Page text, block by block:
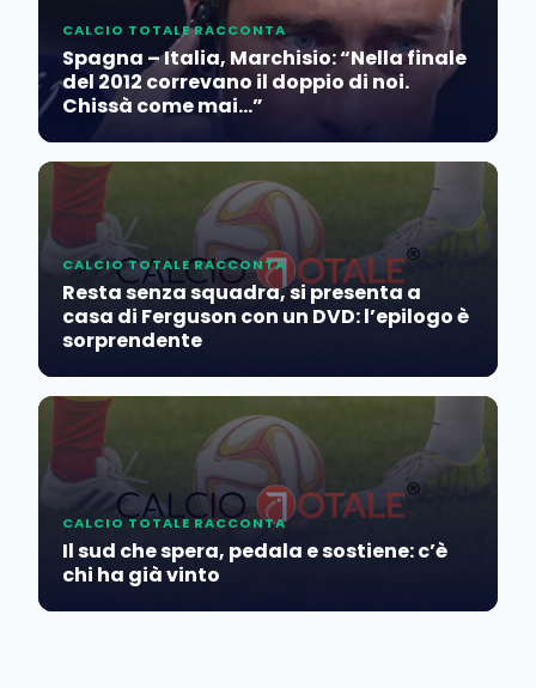
CALCIO TOTALE RACCONTA
Spagna – Italia, Marchisio: “Nella finale
del 2012 correvano il doppio di noi.
Chissà come mai…”
CALCIO TOTALE RACCONTA
Resta senza squadra, si presenta a
casa di Ferguson con un DVD: l’epilogo è
sorprendente
CALCIO TOTALE RACCONTA
Il sud che spera, pedala e sostiene: c’è
chi ha già vinto